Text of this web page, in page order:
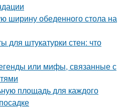
ширину обеденного стола на
для штукатурки стен: что
или мифы, связанные с
площадь для каждого